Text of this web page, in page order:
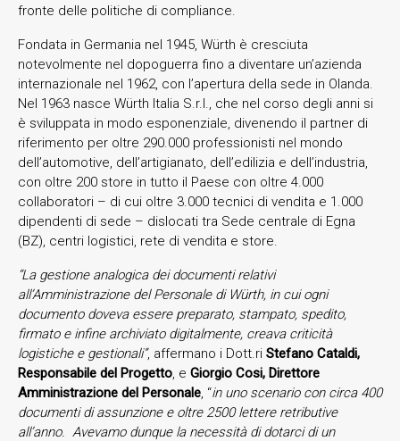
fronte delle politiche di compliance.
Fondata in Germania nel 1945, Würth è cresciuta
notevolmente nel dopoguerra fino a diventare un’azienda
internazionale nel 1962, con l’apertura della sede in Olanda.
Nel 1963 nasce Würth Italia S.r.l., che nel corso degli anni si
è sviluppata in modo esponenziale, divenendo il partner di
riferimento per oltre 290.000 professionisti nel mondo
dell’automotive, dell’artigianato, dell’edilizia e dell’industria,
con oltre 200 store in tutto il Paese con oltre 4.000
collaboratori – di cui oltre 3.000 tecnici di vendita e 1.000
dipendenti di sede – dislocati tra Sede centrale di Egna
(BZ), centri logistici, rete di vendita e store.
“La gestione analogica dei documenti relativi
all’Amministrazione del Personale di Würth, in cui ogni
documento doveva essere preparato, stampato, spedito,
firmato e infine archiviato digitalmente, creava criticità
logistiche e gestionali”, affermano i Dott.ri Stefano Cataldi,
Responsabile del Progetto, e Giorgio Cosi, Direttore
Amministrazione del Personale, “in uno scenario con circa 400
documenti di assunzione e oltre 2500 lettere retributive
all’anno. Avevamo dunque la necessità di dotarci di un